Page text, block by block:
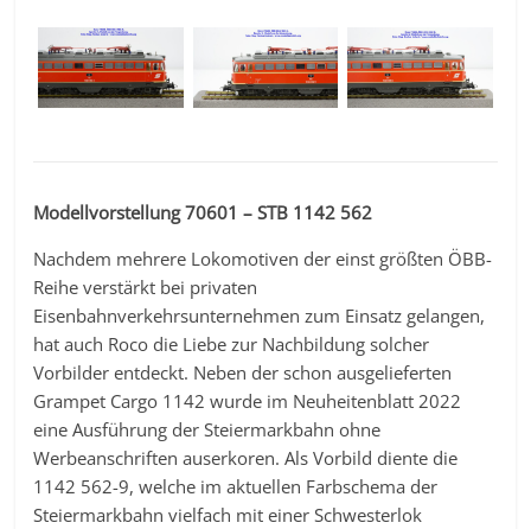
Modellvorstellung 70601 – STB 1142 562
Nachdem mehrere Lokomotiven der einst größten ÖBB-
Reihe verstärkt bei privaten
Eisenbahnverkehrsunternehmen zum Einsatz gelangen,
hat auch Roco die Liebe zur Nachbildung solcher
Vorbilder entdeckt. Neben der schon ausgelieferten
Grampet Cargo 1142 wurde im Neuheitenblatt 2022
eine Ausführung der Steiermarkbahn ohne
Werbeanschriften auserkoren. Als Vorbild diente die
1142 562-9, welche im aktuellen Farbschema der
Steiermarkbahn vielfach mit einer Schwesterlok